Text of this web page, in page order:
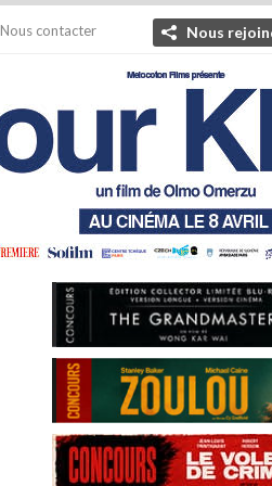
Nous contacter Nous